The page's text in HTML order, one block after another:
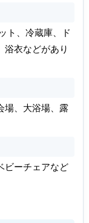
ト、冷蔵庫、ド
浴衣などがあり
場、大浴場、露
ビーチェアなど